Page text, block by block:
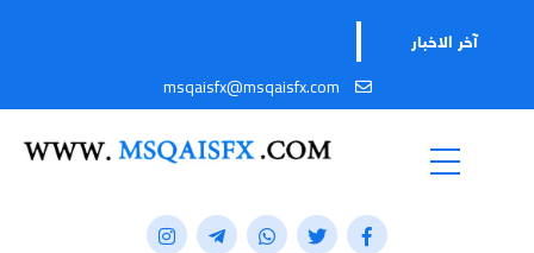
آخر الاخبار
msqaisfx@msqaisfx.com